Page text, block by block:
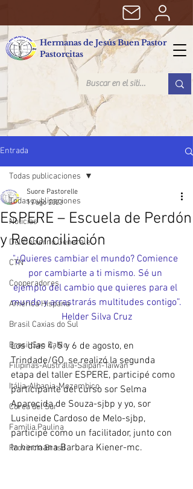
Hermanas de Jesús Buen Pastor
Pastorcitas
Entrada
Todas publicaciones
Noticias
Del Gobierno Generale
CTN
Cooperadores
América Hispana
Brasil Caxias do Sul
Brasil San Pablo
Filipinas-Australia-Saipan-Taiwan
Itália-Albania-Mozambico
Corea del Sur
Familia Paulina
Provincia Brasil
Todas publicaciones
ESPERE – Escuela de Perdón
y Reconciliación
Suore Pastorelle
19 ago 2023
"¿Quieres cambiar el mundo? Comience
por cambiarte a ti mismo. Sé un
ejemplo del cambio que quieres para el
mundo y arrastrarás multitudes contigo”.
Helder Silva Cruz
Los días 4, 5 y 6 de agosto, en
Trindade/GO, se realizó la segunda
etapa del taller ESPERE, participé como
participante del curso sor Selma
Aparecida de Souza-sjbp y yo, sor
Lusineide Cardoso de Melo-sjbp,
participé como un facilitador, junto con
la hermana Barbara Kiener-mc.